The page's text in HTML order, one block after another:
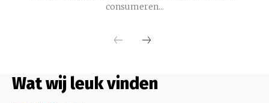
consumeren...
Wat wij leuk vinden